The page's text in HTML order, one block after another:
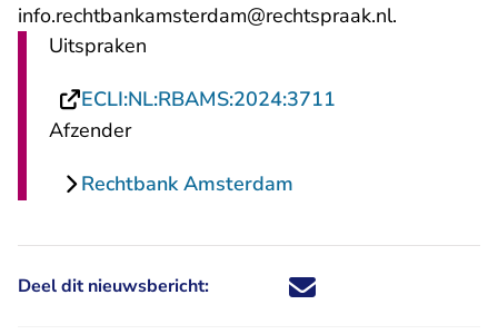
info.rechtbankamsterdam@rechtspraak.nl- U verlaat
.
Uitspraken
ECLI:NL:RBAMS:2024:3711
Afzender
Rechtbank Amsterdam
Deel dit nieuwsbericht: Deel dit nieuwsbericht via X -
Deel dit nieuwsbericht via
Deel dit nieuwsbericht
Deel dit